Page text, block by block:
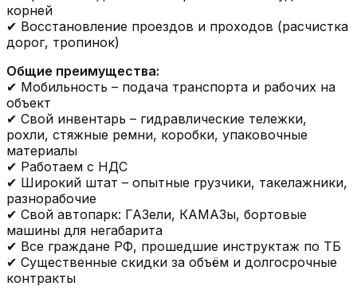
корней
✔ Восстановление проездов и проходов (расчистка
дорог, тропинок)
Общие преимущества:
✔ Мобильность – подача транспорта и рабочих на
объект
✔ Свой инвентарь – гидравлические тележки,
рохли, стяжные ремни, коробки, упаковочные
материалы
✔ Работаем с НДС
✔ Широкий штат – опытные грузчики, такелажники,
разнорабочие
✔ Свой автопарк: ГАЗели, КАМАЗы, бортовые
машины для негабарита
✔ Все граждане РФ, прошедшие инструктаж по ТБ
✔ Существенные скидки за объём и долгосрочные
контракты